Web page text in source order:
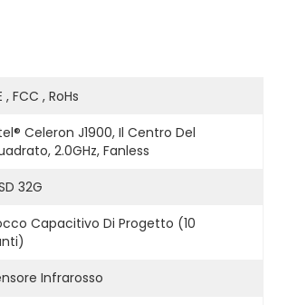
, FCC , RoHs
Celeron J1900, Il Centro Del
2.0GHz, Fanless
32G
Capacitivo Di Progetto (10
Infrarosso